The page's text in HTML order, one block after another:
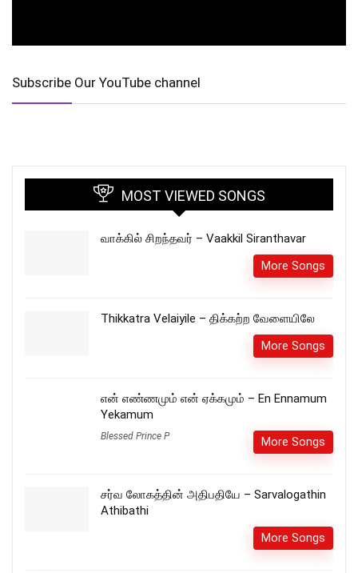
Subscribe Our YouTube channel
MOST VIEWED SONGS
வாக்கில் சிறந்தவர் – Vaakkil Siranthavar
More Songs
Thikkatra Velaiyile – திக்கற்ற வேளையிலே
More Songs
என் எண்ணமும் என் ஏக்கமும் – En Ennamum
Yekamum
Blessed Prince P More Songs
சர்வ லோகத்தின் அதிபதியே – Sarvalogathin
Athibathi
More Songs